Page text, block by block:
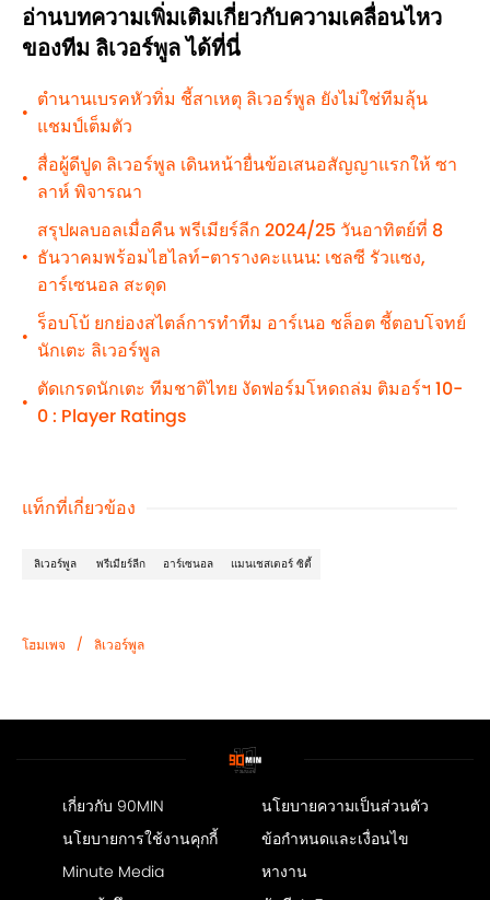
อ่านบทความเพิ่มเติมเกี่ยวกับความเคลื่อนไหว
ของทีม ลิเวอร์พูล ได้ที่นี่
•
ตำนานเบรคหัวทิ่ม ชี้สาเหตุ ลิเวอร์พูล ยังไม่ใช่ทีมลุ้น
แชมป์เต็มตัว
•
สื่อผู้ดีปูด ลิเวอร์พูล เดินหน้ายื่นข้อเสนอสัญญาแรกให้ ซา
ลาห์ พิจารณา
•
สรุปผลบอลเมื่อคืน พรีเมียร์ลีก 2024/25 วันอาทิตย์ที่ 8
ธันวาคมพร้อมไฮไลท์-ตารางคะแนน: เชลซี รัวแซง,
อาร์เซนอล สะดุด
•
ร็อบโบ้ ยกย่องสไตล์การทำทีม อาร์เนอ ชล็อต ชี้ตอบโจทย์
นักเตะ ลิเวอร์พูล
•
ตัดเกรดนักเตะ ทีมชาติไทย งัดฟอร์มโหดถล่ม ติมอร์ฯ 10-
0 : Player Ratings
แท็กที่เกี่ยวข้อง
ลิเวอร์พูล พรีเมียร์ลีก อาร์เซนอล แมนเชสเตอร์ ซิตี้
โฮมเพจ / ลิเวอร์พูล
เกี่ยวกับ 90MIN
นโยบายความเป็นส่วนตัว
นโยบายการใช้งานคุกกี้
ข้อกำหนดและเงื่อนไข
Minute Media
หางาน